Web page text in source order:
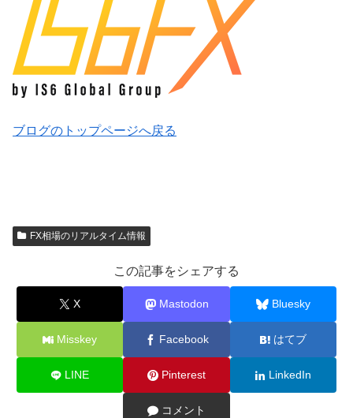
ブログのトップページへ戻る
FX相場のリアルタイム情報
この記事をシェアする
X Mastodon Bluesky
Misskey Facebook はてブ
LINE Pinterest LinkedIn
コメント